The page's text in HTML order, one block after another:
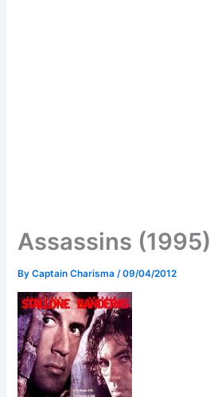
Assassins (1995)
ByCaptain Charisma /09/04/2012